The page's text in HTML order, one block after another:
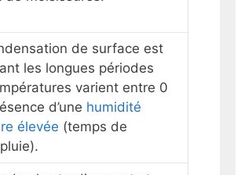
de surface est
les longues périodes
varient entre 0
d’une humidité
élevée (temps de